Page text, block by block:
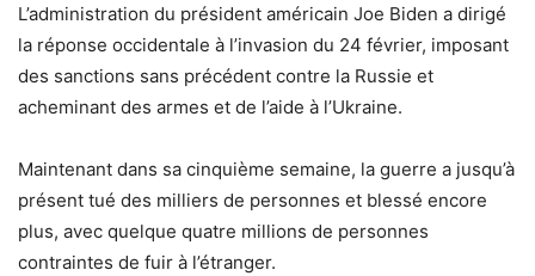
L’administration du président américain Joe Biden a dirigé
la réponse occidentale à l’invasion du 24 février, imposant
des sanctions sans précédent contre la Russie et
acheminant des armes et de l’aide à l’Ukraine.
Maintenant dans sa cinquième semaine, la guerre a jusqu’à
présent tué des milliers de personnes et blessé encore
plus, avec quelque quatre millions de personnes
contraintes de fuir à l’étranger.